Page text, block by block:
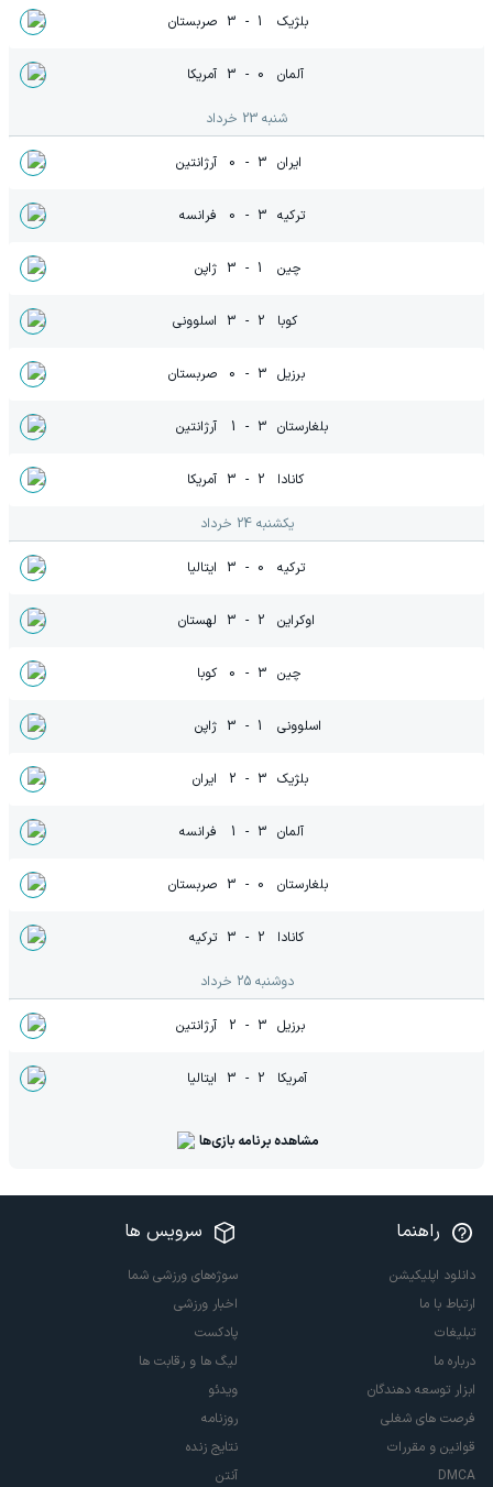
بلژیک 1
-
3 صربستان
آلمان 0
-
3 آمریکا
شنبه 23 خرداد
ایران 3
-
0 آرژانتین
ترکیه 3
-
0 فرانسه
چین 1
-
3 ژاپن
کوبا 2
-
3 اسلوونی
برزیل 3
-
0 صربستان
بلغارستان 3
-
1 آرژانتین
کانادا 2
-
3 آمریکا
یکشنبه 24 خرداد
ترکیه 0
-
3 ایتالیا
اوکراین 2
-
3 لهستان
چین 3
-
0 کوبا
اسلوونی 1
-
3 ژاپن
بلژیک 3
-
2 ایران
آلمان 3
-
1 فرانسه
بلغارستان 0
-
3 صربستان
کانادا 2
-
3 ترکیه
دوشنبه 25 خرداد
برزیل 3
-
2 آرژانتین
آمریکا 2
-
3 ایتالیا
مشاهده برنامه بازی‌ها
راهنما
دانلود اپلیکیشن
ارتباط با ما
تبلیغات
درباره ما
ابزار توسعه دهندگان
فرصت های شغلی
قوانین و مقررات
DMCA
سرویس ها
سوژه‌های ورزشی شما
اخبار ورزشی
پادکست
لیگ ها و رقابت ها
ویدئو
روزنامه
نتایج زنده
آنتن